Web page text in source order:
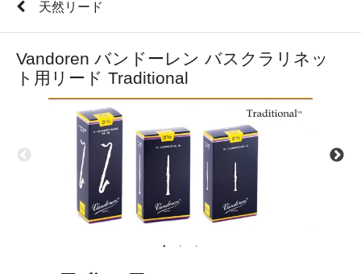
天然リード
Vandoren バンドーレン バスクラリネッ
ト用リード Traditional